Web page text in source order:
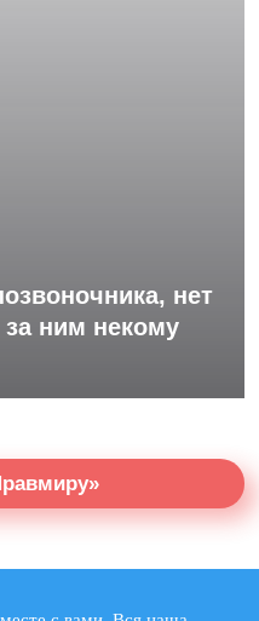
нет
ним некому